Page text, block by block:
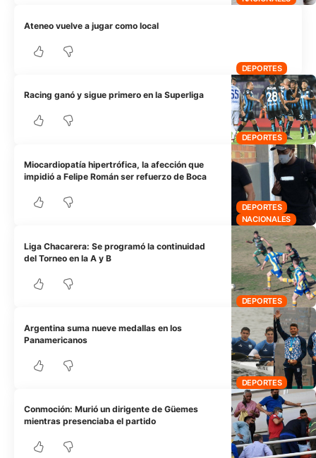
DEPORTES
Ateneo vuelve a jugar como local
DEPORTES
Racing ganó y sigue primero en la Superliga
DEPORTES
NACIONALES
Miocardiopatía hipertrófica, la afección que
impidió a Felipe Román ser refuerzo de Boca
DEPORTES
Liga Chacarera: Se programó la continuidad
del Torneo en la A y B
DEPORTES
Argentina suma nueve medallas en los
Panamericanos
Conmoción: Murió un dirigente de Güemes
mientras presenciaba el partido